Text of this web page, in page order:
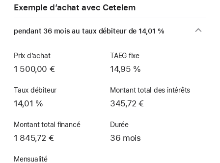
Exemple d’achat avec Cetelem
pendant 36 mois au taux débiteur de 14,01 %
Prix d’achat
1 500,00 €
TAEG fixe
14,95 %
Taux débiteur
14,01 %
Montant total des intérêts
345,72 €
Montant total financé
1 845,72 €
Durée
36 mois
Mensualité